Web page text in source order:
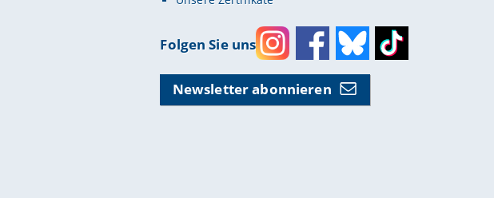
Folgen Sie uns
InstagramFacebook
Bluesky
Newsletter abonnieren